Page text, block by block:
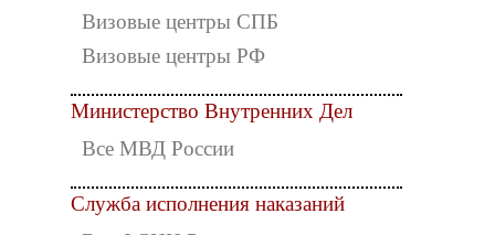
Визовые центры СПБ
Визовые центры РФ
Министерство Внутренних Дел
Все МВД России
Служба исполнения наказаний